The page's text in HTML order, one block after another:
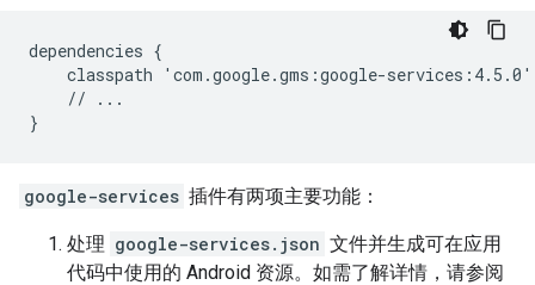
dependencies {
    classpath 'com.google.gms:google-services:4.5.0'
    // ...
google-services 插件有两项主要功能：
处理 google-services.json 文件并生成可在应用
代码中使用的 Android 资源。如需了解详情，请参阅